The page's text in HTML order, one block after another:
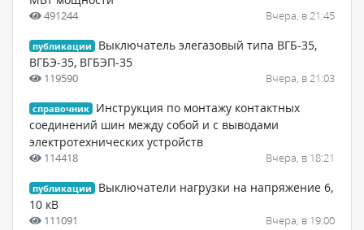
491244 Вчера, в 21:45
публикации
Выключатель элегазовый типа ВГБ-35,
ВГБЭ-35, ВГБЭП-35
119590 Вчера, в 21:03
справочник
Инструкция по монтажу контактных
соединений шин между собой и с выводами
электротехнических устройств
114418 Вчера, в 18:21
публикации
Выключатели нагрузки на напряжение 6,
10 кВ
111091 Вчера, в 19:00